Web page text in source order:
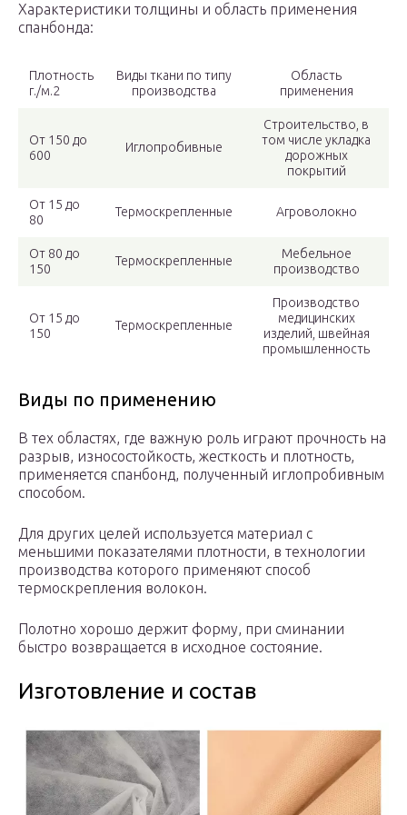
Характеристики толщины и область применения
спанбонда:
Плотность
г./м.2
Виды ткани по типу
производства
Область
применения
От 150 до
600
Иглопробивные
Строительство, в
том числе укладка
дорожных
покрытий
От 15 до
80
Термоскрепленные Агроволокно
От 80 до
150
Термоскрепленные
Мебельное
производство
От 15 до
150
Термоскрепленные
Производство
медицинских
изделий, швейная
промышленность
Виды по применению
В тех областях, где важную роль играют прочность на
разрыв, износостойкость, жесткость и плотность,
применяется спанбонд, полученный иглопробивным
способом.
Для других целей используется материал с
меньшими показателями плотности, в технологии
производства которого применяют способ
термоскрепления волокон.
Полотно хорошо держит форму, при сминании
быстро возвращается в исходное состояние.
Изготовление и состав